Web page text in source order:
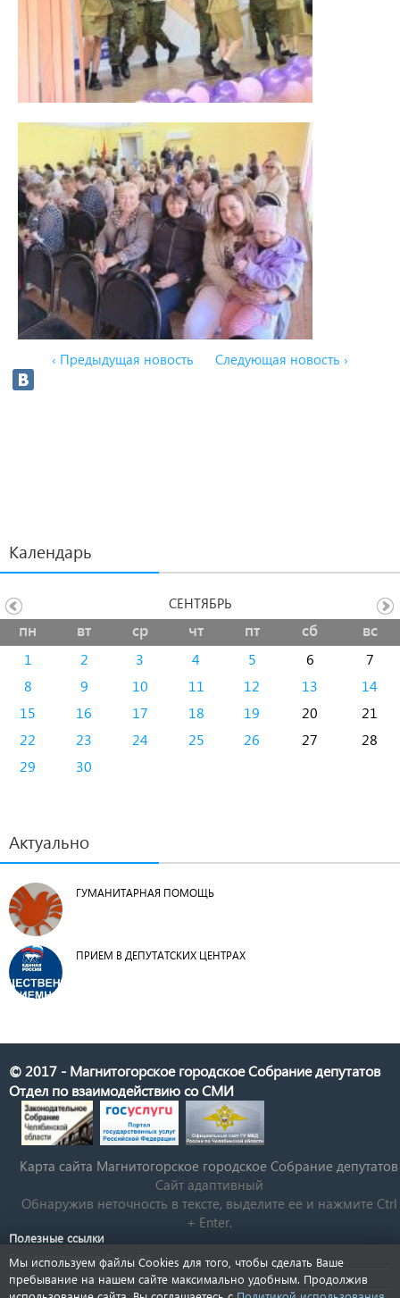
‹ Предыдущая новость Следующая новость ›
Календарь
пн вт ср чт пт сб вс
1 2 3 4 5 6
7
8
9 10 11 12 13
14
15
16 17 18 19 20
21
22
23 24 25 26 27
28
29
30
СЕНТЯБРЬ
Актуально
ГУМАНИТАРНАЯ ПОМОЩЬ
ПРИЕМ В ДЕПУТАТСКИХ ЦЕНТРАХ
© 2017 - Магнитогорское городское Собрание депутатов
Отдел по взаимодействию со СМИ
Карта сайта Магнитогорское городское Cобрание депутатов
Сайт адаптивный
Обнаружив неточность в тексте, выделите ее и нажмите Ctrl
+ Enter.
Полезные ссылки
Государственная Дума РФ
Губернатор Челябинской области
Мы используем файлы Cookies для того, чтобы сделать Ваше
пребывание на нашем сайте максимально удобным. Продолжив